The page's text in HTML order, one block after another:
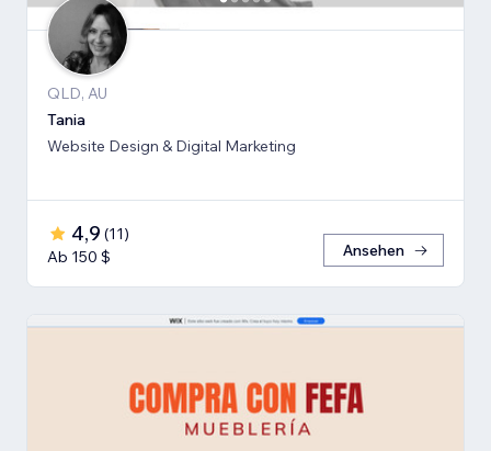
QLD, AU
Tania
Website Design & Digital Marketing
4,9 (11)
Ab 150 $
Ansehen